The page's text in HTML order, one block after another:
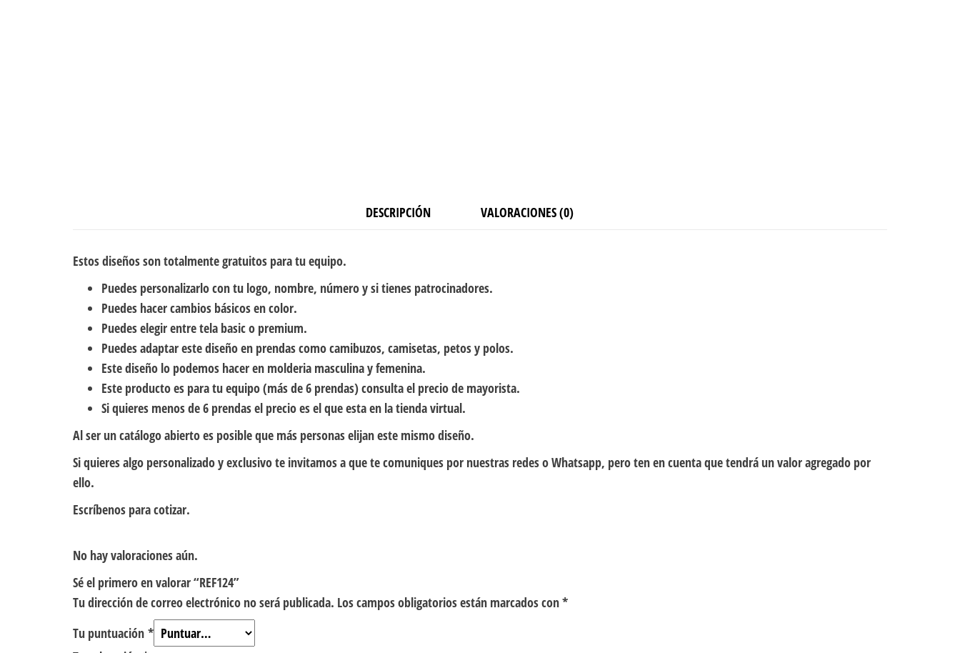
DESCRIPCIÓN VALORACIONES (0)
Estos diseños son totalmente gratuitos para tu equipo.
Puedes personalizarlo con tu logo, nombre, número y si tienes patrocinadores.
Puedes hacer cambios básicos en color.
Puedes elegir entre tela basic o premium.
Puedes adaptar este diseño en prendas como camibuzos, camisetas, petos y polos.
Este diseño lo podemos hacer en molderia masculina y femenina.
Este producto es para tu equipo (más de 6 prendas) consulta el precio de mayorista.
Si quieres menos de 6 prendas el precio es el que esta en la tienda virtual.
Al ser un catálogo abierto es posible que más personas elijan este mismo diseño.
Si quieres algo personalizado y exclusivo te invitamos a que te comuniques por nuestras redes o Whatsapp, pero ten en cuenta que tendrá un valor agregado por
ello.
Escríbenos para cotizar.
No hay valoraciones aún.
Sé el primero en valorar “REF124”
Tu dirección de correo electrónico no será publicada. Los campos obligatorios están marcados con*
Tu puntuación *